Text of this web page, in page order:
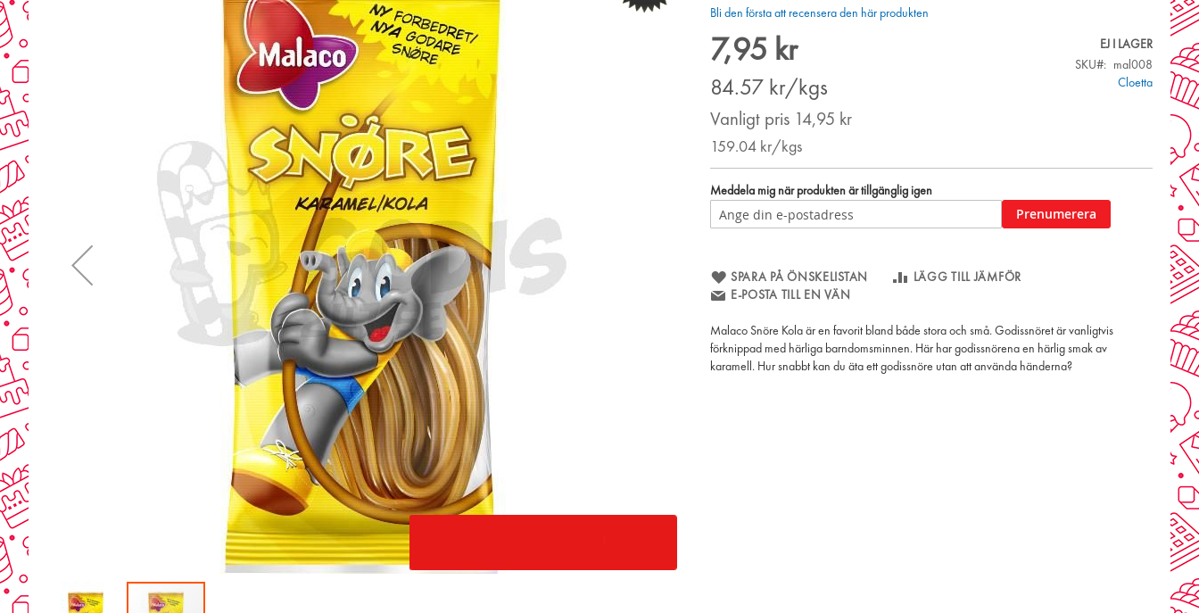
Bli den första att recensera den här produkten
Special
Price
7,95 kr
84.57 kr/kgs
Vanligt pris 14,95 kr
159.04 kr/kgs
EJ I LAGER
SKU
mal008
Cloetta
Meddela mig när produkten är tillgänglig igen
Prenumerera
SPARA PÅ ÖNSKELISTAN
LÄGG TILL JÄMFÖR
E-POSTA TILL EN VÄN
Malaco Snöre Kola är en favorit bland både stora och små. Godissnöret är vanligtvis
förknippad med härliga barndomsminnen. Här har godissnörena en härlig smak av
karamell. Hur snabbt kan du äta ett godissnöre utan att använda händerna?